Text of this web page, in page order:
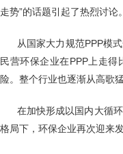
走势”的话题引起了热烈讨论。
从国家大力规范PPP模式
民营环保企业在PPP上走
险。整个行业也逐渐从高歌
在加快形成以国内大循环
格局下，环保企业再次迎来发